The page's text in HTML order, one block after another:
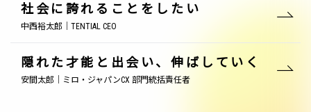
社会に誇れることをしたい
中西裕太郎｜TENTIAL CEO
隠れた才能と出会い、伸ばしていく
安間太郎｜ミロ・ジャパンCX 部門統括責任者